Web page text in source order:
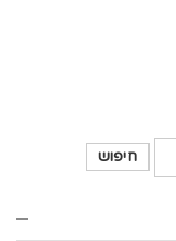
חיפוש